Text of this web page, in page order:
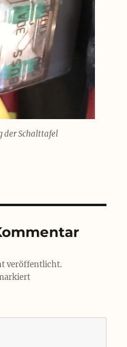
der Schalttafel
veröffentlicht.